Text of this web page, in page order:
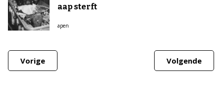
aap sterft
apen
Vorige Volgende